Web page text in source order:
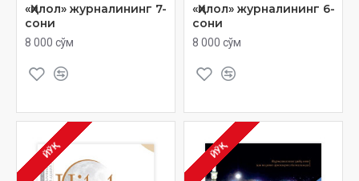
«Ҳилол» журналининг 7-
сони
8 000 сўм
«Ҳилол» журналининг 6-
сони
8 000 сўм
ЙЎҚ ЙЎҚ